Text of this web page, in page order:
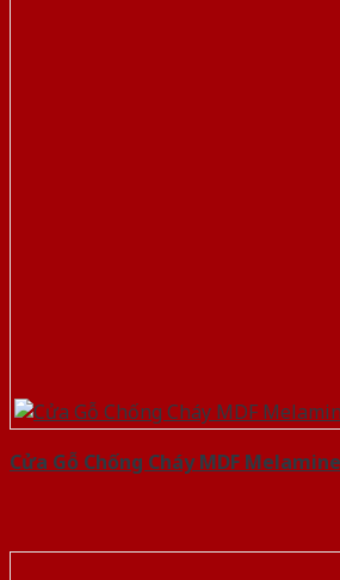
Cửa Gỗ Chống Cháy MDF